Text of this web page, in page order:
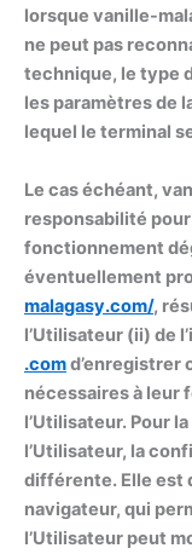
lorsque vanille-
ne peut pas
technique, le type
les paramètres de
lequel le terminal
Le cas échéant,
responsabilité
fonctionnement
éventuellement
malagasy.com/,
l’Utilisateur (ii) de
.comd’enregistrer
nécessaires à leur
l’Utilisateur. Pour
l’Utilisateur, la
différente. Elle est
navigateur, qui
l’Utilisateur peut